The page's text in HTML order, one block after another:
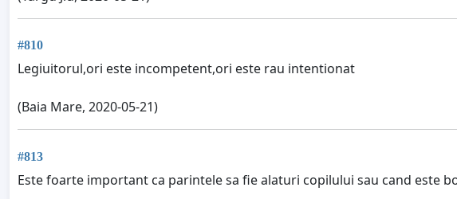
#810
Legiuitorul,ori este incompetent,ori este rau intentionat
(Baia Mare, 2020-05-21)
#813
Este foarte important ca parintele sa fie alaturi copilului sau cand este